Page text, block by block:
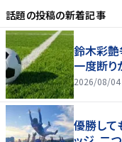
話題の投稿の新着記事
鈴木彩艶
一度断り
2026/08/04
優勝して